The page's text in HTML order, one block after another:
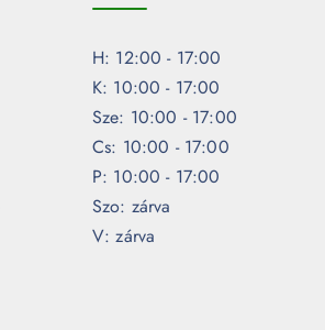
H: 12:00 - 17:00
K: 10:00 - 17:00
Sze: 10:00 - 17:00
Cs: 10:00 - 17:00
P: 10:00 - 17:00
Szo: zárva
V: zárva